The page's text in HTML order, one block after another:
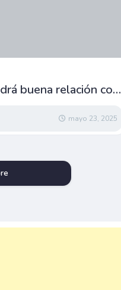
buena relación con
mayo 23, 2025